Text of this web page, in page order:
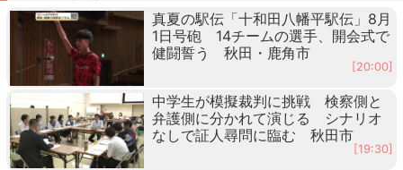
真夏の駅伝「十和田八幡平駅伝」8月
1日号砲 14チームの選手、開会式で
健闘誓う 秋田・鹿角市
[20:00]
中学生が模擬裁判に挑戦 検察側と
弁護側に分かれて演じる シナリオ
なしで証人尋問に臨む 秋田市
[19:30]